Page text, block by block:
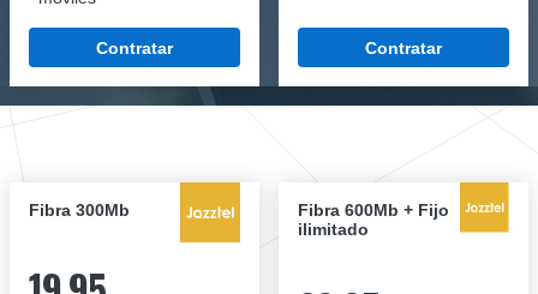
Contratar Contratar
Fibra 300Mb
Fibra 600Mb + Fijo
ilimitado